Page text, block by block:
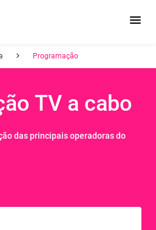
Programação
TV a cabo
das principais operadoras do